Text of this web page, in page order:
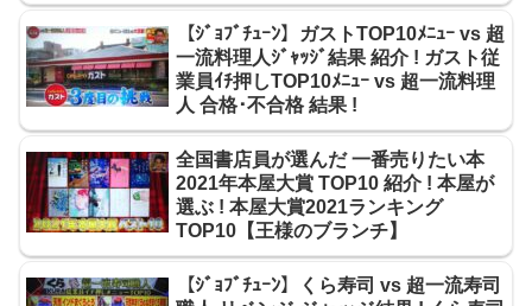
【ｼﾞｮﾌﾞﾁｭｰﾝ】ガストTOP10ﾒﾆｭｰ vs 超
一流料理人ｼﾞｬｯｼﾞ結果 紹介 ! ガスト従
業員ｲﾁ押しTOP10ﾒﾆｭｰ vs 超一流料理
人 合格･不合格 結果 !
全国書店員が選んだ 一番売りたい本
2021年本屋大賞 TOP10 紹介 ! 本屋が
選ぶ ! 本屋大賞2021ランキング
TOP10【王様のブランチ】
【ｼﾞｮﾌﾞﾁｭｰﾝ】くら寿司 vs 超一流寿司